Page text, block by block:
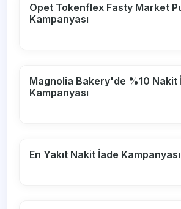
Opet Tokenflex Fasty Market
Kampanyası
Magnolia Bakery'de %10 Nakit
Kampanyası
En Yakıt Nakit İade